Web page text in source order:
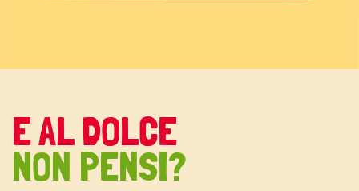
E AL DOLCE
NON PENSI?